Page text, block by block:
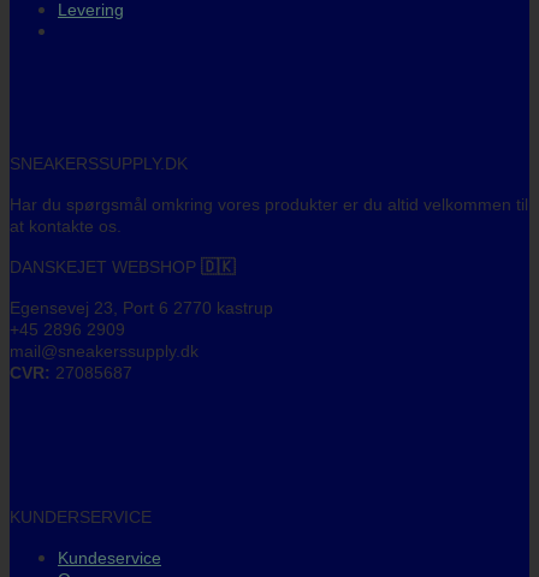
Levering
SNEAKERSSUPPLY.DK
Har du spørgsmål omkring vores produkter er du altid velkommen til
at kontakte os.
DANSKEJET WEBSHOP 🇩🇰
Egensevej 23, Port 6 2770 kastrup
+45 2896 2909
mail@sneakerssupply.dk
CVR: 27085687
KUNDERSERVICE
Kundeservice